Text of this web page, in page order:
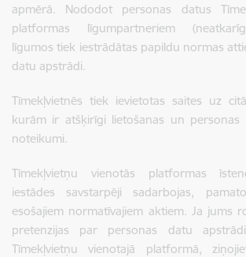
apmērā. Nododot personas datus
platformas līgumpartneriem
līgumos tiek iestrādātas papildu normas
datu apstrādi.
Tīmekļvietnēs tiek ievietotas saites uz
kurām ir atšķirīgi lietošanas un personas
noteikumi.
Tīmekļvietņu vienotās platformas
iestādes savstarpēji sadarbojas,
esošajiem normatīvajiem aktiem. Ja jums
pretenzijas par personas datu
Tīmekļvietņu vienotajā platformā,